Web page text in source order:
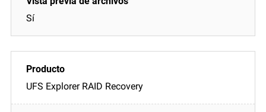
Sí
UFS Explorer RAID Recovery